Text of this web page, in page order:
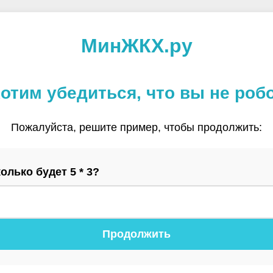
МинЖКХ.ру
убедиться, что вы не
Пожалуйста, решите пример, чтобы продолжить:
будет 5 * 3?
Продолжить